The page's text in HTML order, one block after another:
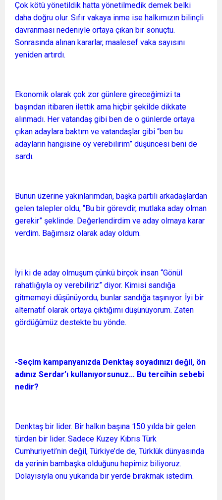
Çok kötü yönetildik hatta yönetilmedik demek belki
daha doğru olur. Sıfır vakaya inme ise halkımızın bilinçli
davranması nedeniyle ortaya çıkan bir sonuçtu.
Sonrasında alınan kararlar, maalesef vaka sayısını
yeniden artırdı.
Ekonomik olarak çok zor günlere gireceğimizi ta
başından itibaren ilettik ama hiçbir şekilde dikkate
alınmadı. Her vatandaş gibi ben de o günlerde ortaya
çıkan adaylara baktım ve vatandaşlar gibi “ben bu
adayların hangisine oy verebilirim” düşüncesi beni de
sardı.
Bunun üzerine yakınlarımdan, başka partili arkadaşlardan
gelen talepler oldu, “Bu bir görevdir, mutlaka aday olman
gerekir” şeklinde. Değerlendirdim ve aday olmaya karar
verdim. Bağımsız olarak aday oldum.
İyi ki de aday olmuşum çünkü birçok insan “Gönül
rahatlığıyla oy verebiliriz” diyor. Kimisi sandığa
gitmemeyi düşünüyordu, bunlar sandığa taşınıyor. İyi bir
alternatif olarak ortaya çıktığımı düşünüyorum. Zaten
gördüğümüz destekte bu yönde.
-Seçim kampanyanızda Denktaş soyadınızı değil, ön
adınız Serdar’ı kullanıyorsunuz… Bu tercihin sebebi
nedir?
Denktaş bir lider. Bir halkın başına 150 yılda bir gelen
türden bir lider. Sadece Kuzey Kıbrıs Türk
Cumhuriyeti’nin değil, Türkiye’de de, Türklük dünyasında
da yerinin bambaşka olduğunu hepimiz biliyoruz.
Dolayısıyla onu yukarıda bir yerde bırakmak istedim.